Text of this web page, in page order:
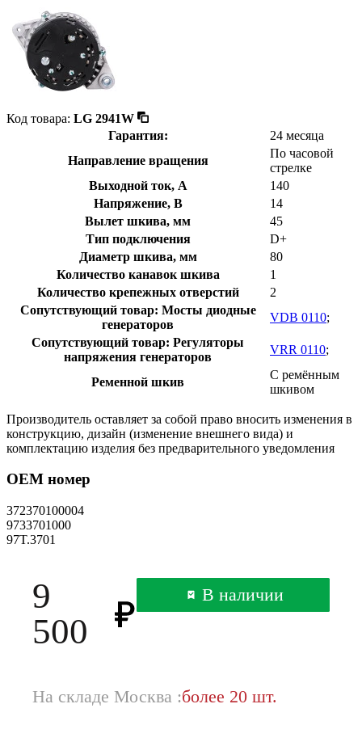
Код товара: LG 2941W
Гарантия:
24 месяца
Направление вращения
По часовой
стрелке
Выходной ток, А
140
Напряжение, В
14
Вылет шкива, мм
45
Тип подключения
D+
Диаметр шкива, мм
80
Количество канавок шкива
1
Количество крепежных отверстий
2
Сопутствующий товар: Мосты диодные
генераторов
VDB 0110;
Сопутствующий товар: Регуляторы
напряжения генераторов
VRR 0110;
Ременной шкив
С ремённым
шкивом
Производитель оставляет за собой право вносить изменения в
конструкцию, дизайн (изменение внешнего вида) и
комплектацию изделия без предварительного уведомления
OEM номер
372370100004
9733701000
97T.3701
9
500
В наличии
На складе Москва :более 20 шт.